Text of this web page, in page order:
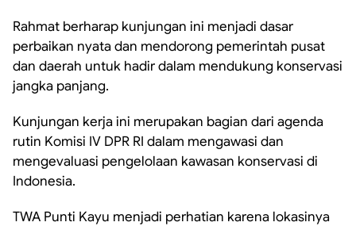
Rahmat berharap kunjungan ini menjadi dasar
perbaikan nyata dan mendorong pemerintah pusat
dan daerah untuk hadir dalam mendukung konservasi
jangka panjang.
Kunjungan kerja ini merupakan bagian dari agenda
rutin Komisi IV DPR RI dalam mengawasi dan
mengevaluasi pengelolaan kawasan konservasi di
Indonesia.
TWA Punti Kayu menjadi perhatian karena lokasinya